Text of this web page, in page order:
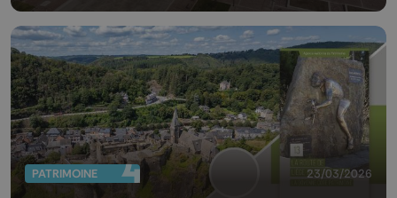
PATRIMOINE 23/03/2026